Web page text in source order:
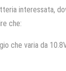
interessata,
che:
che varia da